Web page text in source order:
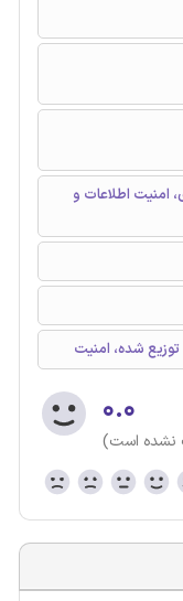
امنیت اطلاعات و
شده، امنیت
۰.۰
نشده است)